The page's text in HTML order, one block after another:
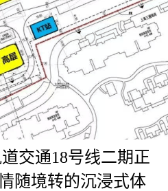
交通18号线二期正
随境转的沉浸式体